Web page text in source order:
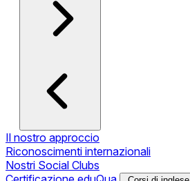
Il nostro approccio
Riconoscimenti internazionali
Nostri Social Clubs